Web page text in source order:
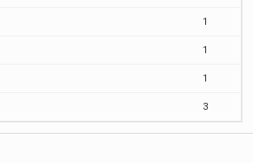
1
1
1
3